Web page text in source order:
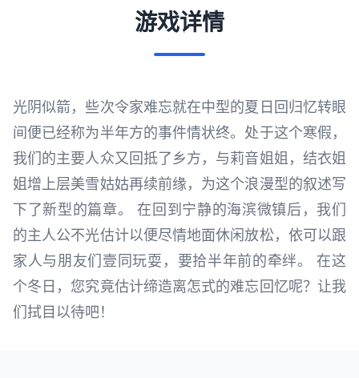
游戏详情
光阴似箭，些次令家难忘就在中型的夏日回归忆转眼
间便已经称为半年方的事件情状终。处于这个寒假，
我们的主要人众又回抵了乡方，与莉音姐姐，结衣姐
姐增上层美雪姑姑再续前缘，为这个浪漫型的叙述写
下了新型的篇章。 在回到宁静的海滨微镇后，我们
的主人公不光估计以便尽情地面休闲放松，依可以跟
家人与朋友们壹同玩耍，要拾半年前的牵绊。 在这
个冬日，您究竟估计缔造离怎式的难忘回忆呢？让我
们拭目以待吧！